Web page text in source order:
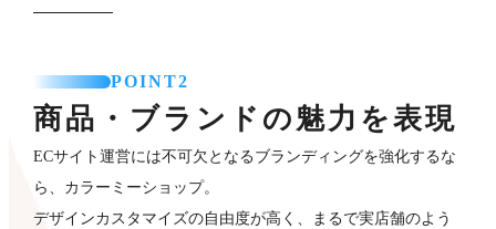
POINT2
商品・ブランドの魅力を表現
ECサイト運営には不可欠となるブランディングを強化するな
ら、カラーミーショップ。
デザインカスタマイズの自由度が高く、まるで実店舗のよう